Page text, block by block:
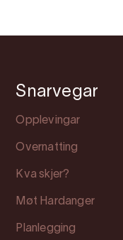
Snarvegar
Opplevingar
Overnatting
Kva skjer?
Møt Hardanger
Planlegging